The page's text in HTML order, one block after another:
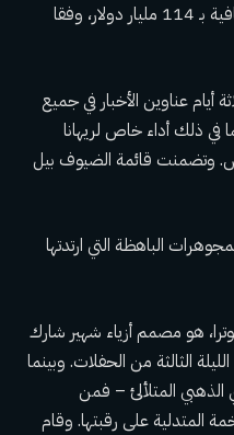
شخص في آسيا، حيث تقدر ثروته الصافية بـ 114 مليار دولار، وفقا
عناوين الأخبار في جميع
في ذلك أداء خاص لريهانا
أطعم 51000 شخص. وتضمنت قائمة الضيوف بيل
الباهظة التي ارتدتها
هو مصمم أزياء شهير شارك
الثالثة من الحفلات. وبينما
الذهبي المتلألئ – فمن
المتدلية على رقبتها. وقام